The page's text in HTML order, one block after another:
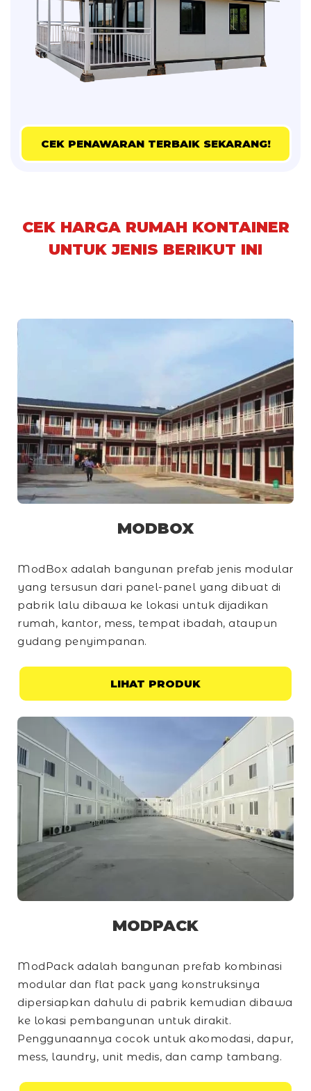
CEK PENAWARAN TERBAIK SEKARANG!
CEK HARGA RUMAH KONTAINER
UNTUK JENIS BERIKUT INI
MODBOX
ModBox adalah bangunan prefab jenis modular
yang tersusun dari panel-panel yang dibuat di
pabrik lalu dibawa ke lokasi untuk dijadikan
rumah, kantor, mess, tempat ibadah, ataupun
gudang penyimpanan.
LIHAT PRODUK
MODPACK
ModPack adalah bangunan prefab kombinasi
modular dan flat pack yang konstruksinya
dipersiapkan dahulu di pabrik kemudian dibawa
ke lokasi pembangunan untuk dirakit.
Penggunaannya cocok untuk akomodasi, dapur,
mess, laundry, unit medis, dan camp tambang.